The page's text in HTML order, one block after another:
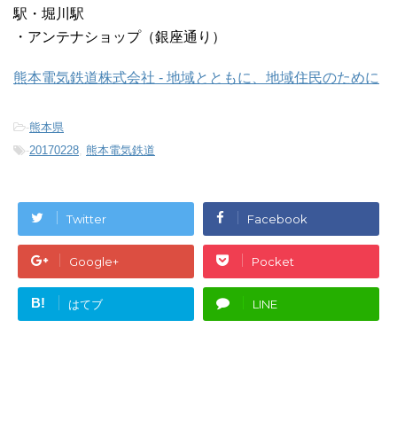
駅・堀川駅
・アンテナショップ（銀座通り）
熊本電気鉄道株式会社 - 地域とともに、地域住民のために
-熊本県
-20170228, 熊本電気鉄道
Twitter Facebook
Google+ Pocket
B! はてブ LINE